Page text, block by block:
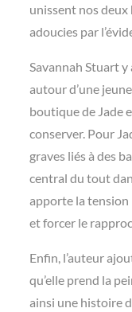
unissent nos deux
adoucies par
Savannah Stuart
autour d’une
boutique de Jade
conserver. Pour
graves liés à des
central du tout
apporte la tension
et forcer le
Enfin, l’auteur
qu’elle prend la
ainsi une histoire